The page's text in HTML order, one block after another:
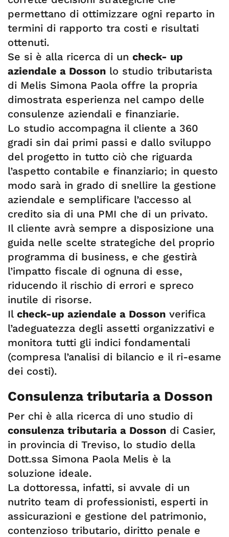
permettano di ottimizzare ogni reparto in
termini di rapporto tra costi e risultati
ottenuti.
Se si è alla ricerca di un check- up
aziendale a Dosson lo studio tributarista
di Melis Simona Paola offre la propria
dimostrata esperienza nel campo delle
consulenze aziendali e finanziarie.
Lo studio accompagna il cliente a 360
gradi sin dai primi passi e dallo sviluppo
del progetto in tutto ciò che riguarda
l’aspetto contabile e finanziario; in questo
modo sarà in grado di snellire la gestione
aziendale e semplificare l’accesso al
credito sia di una PMI che di un privato.
Il cliente avrà sempre a disposizione una
guida nelle scelte strategiche del proprio
programma di business, e che gestirà
l’impatto fiscale di ognuna di esse,
riducendo il rischio di errori e spreco
inutile di risorse.
Il check-up aziendale a Dosson verifica
l’adeguatezza degli assetti organizzativi e
monitora tutti gli indici fondamentali
(compresa l’analisi di bilancio e il ri-esame
dei costi).
Consulenza tributaria a Dosson
Per chi è alla ricerca di uno studio di
consulenza tributaria a Dosson di Casier,
in provincia di Treviso, lo studio della
Dott.ssa Simona Paola Melis è la
soluzione ideale.
La dottoressa, infatti, si avvale di un
nutrito team di professionisti, esperti in
assicurazioni e gestione del patrimonio,
contenzioso tributario, diritto penale e